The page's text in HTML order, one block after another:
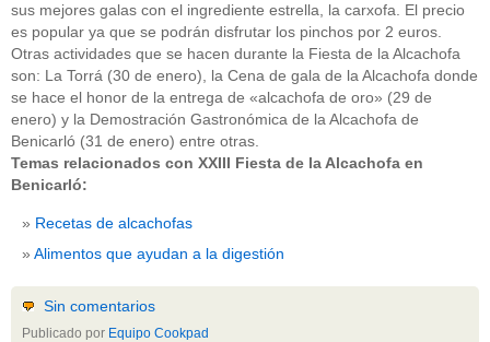
sus mejores galas con el ingrediente estrella, la carxofa. El precio
es popular ya que se podrán disfrutar los pinchos por 2 euros.
Otras actividades que se hacen durante la Fiesta de la Alcachofa
son: La Torrá (30 de enero), la Cena de gala de la Alcachofa donde
se hace el honor de la entrega de «alcachofa de oro» (29 de
enero) y la Demostración Gastronómica de la Alcachofa de
Benicarló (31 de enero) entre otras.
Temas relacionados con XXIII Fiesta de la Alcachofa en
Benicarló:
Recetas de alcachofas
Alimentos que ayudan a la digestión
Sin comentarios
Publicado por Equipo Cookpad